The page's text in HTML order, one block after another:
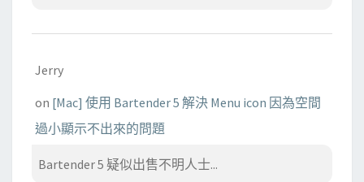
Jerry
on [Mac] 使用 Bartender 5 解決 Menu icon 因為空間
過小顯示不出來的問題
Bartender 5 疑似出售不明人士...